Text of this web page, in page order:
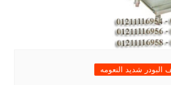
البودر شديد النعومه